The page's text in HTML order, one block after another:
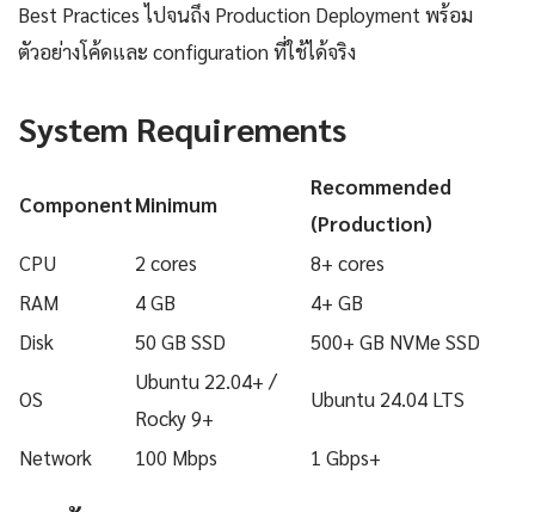
Best Practices ไปจนถึง Production Deployment พร้อม
ตัวอย่างโค้ดและ configuration ที่ใช้ได้จริง
System Requirements
ComponentMinimum
Recommended
(Production)
CPU
2 cores
8+ cores
RAM
4 GB
4+ GB
Disk
50 GB SSD 500+ GB NVMe SSD
OS
Ubuntu 22.04+ /
Rocky 9+
Ubuntu 24.04 LTS
Network 100 Mbps 1 Gbps+